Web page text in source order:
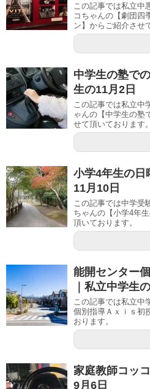
この記事では私立中
コちゃんの【劇団四
ン】からご紹介させ
中学生の塾で
生の11月2日
この記事では私立中
ゃんの【中学生の塾
せて頂いております。
小学4年生の日
11月10日
この記事では中学受
ちゃんの【小学4年
頂いております。
能開センター
｜私立中学生
この記事では私立中
個別指導Ａｘｉｓ初
おります。
家庭教師コッ
9月6日